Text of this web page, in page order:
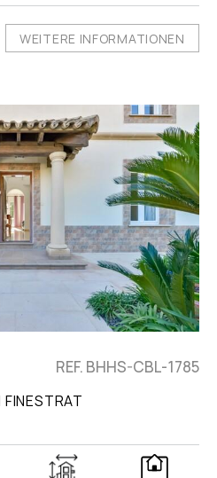
WEITERE INFORMATIONEN
REF. BHHS-CBL-1785
FINESTRAT